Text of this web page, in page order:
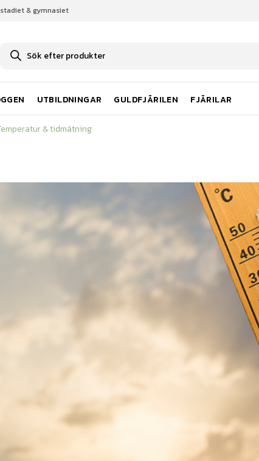
& gymnasiet
u
k
t
s
ö
k
UTBILDNINGAR GULDFJÄRILEN FJÄRILAR
& tidmätning
& tidmätning